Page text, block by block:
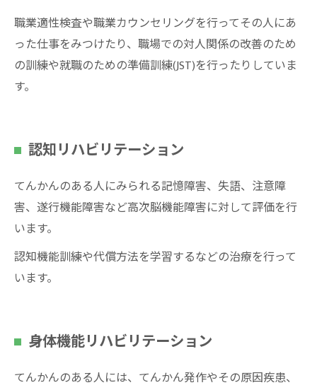
職業適性検査や職業カウンセリングを行ってその人にあ
った仕事をみつけたり、職場での対人関係の改善のため
の訓練や就職のための準備訓練(JST)を行ったりしていま
す。
認知リハビリテーション
てんかんのある人にみられる記憶障害、失語、注意障
害、遂行機能障害など高次脳機能障害に対して評価を行
います。
認知機能訓練や代償方法を学習するなどの治療を行って
います。
身体機能リハビリテーション
てんかんのある人には、てんかん発作やその原因疾患、